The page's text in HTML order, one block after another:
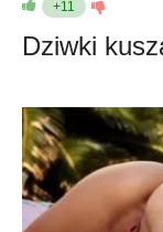
+11
Dziwki